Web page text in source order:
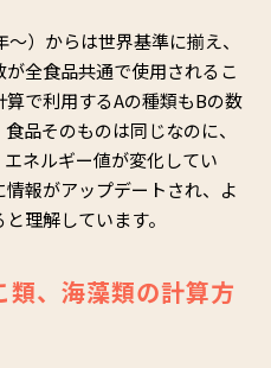
）からは世界基準に揃え、
全食品共通で使用されるこ
で利用するAの種類もBの数
品そのものは同じなのに、
エネルギー値が変化してい
報がアップデートされ、よ
理解しています。
類、海藻類の計算方